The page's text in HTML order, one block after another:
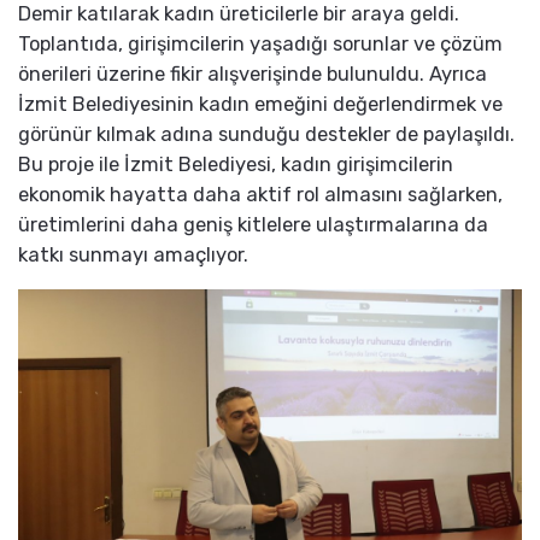
Demir katılarak kadın üreticilerle bir araya geldi.
Toplantıda, girişimcilerin yaşadığı sorunlar ve çözüm
önerileri üzerine fikir alışverişinde bulunuldu. Ayrıca
İzmit Belediyesinin kadın emeğini değerlendirmek ve
görünür kılmak adına sunduğu destekler de paylaşıldı.
Bu proje ile İzmit Belediyesi, kadın girişimcilerin
ekonomik hayatta daha aktif rol almasını sağlarken,
üretimlerini daha geniş kitlelere ulaştırmalarına da
katkı sunmayı amaçlıyor.